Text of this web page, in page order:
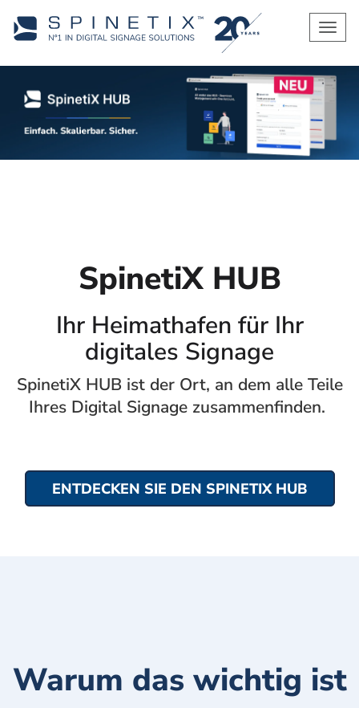
SpinetiX HUB
Ihr Heimathafen für Ihr
digitales Signage
SpinetiX HUB ist der Ort, an dem alle Teile
Ihres Digital Signage zusammenfinden.
ENTDECKEN SIE DEN SPINETIX HUB
Warum das wichtig ist